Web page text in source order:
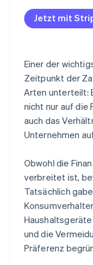
Nachteile für
Welche
Welche
Online-
Jetzt mit
Einer der
Zeitpunkt der
Arten unterteilt:
nicht nur auf die
auch das
Unternehmen
Obwohl die
verbreitet ist,
Tatsächlich
und die
Präferenz